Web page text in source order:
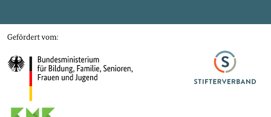
Gefördert von
Bundesministerium für Bildung, Familie, Senioren, Frauen und Jugend
Stifterverband
Kultusministerkonferenz